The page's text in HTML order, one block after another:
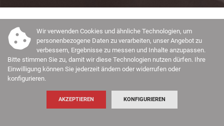
Wir verwenden Cookies und ähnliche Technologien, um
personenbezogene Daten zu verarbeiten, unser Angebot zu
verbessern, Ergebnisse zu messen und Inhalte anzupassen.
Bitte stimmen Sie zu, damit wir diese Technologien nutzen dürfen. Ihre
Einwilligung können Sie jederzeit ändern oder widerrufen oder
konfigurieren.
AKZEPTIEREN KONFIGURIEREN